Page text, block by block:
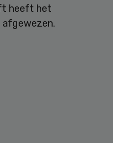
heeft het